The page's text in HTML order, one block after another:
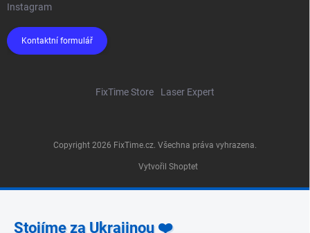
Instagram
Kontaktní formulář
FixTime Store Laser Expert
Vytvořil Shoptet
Copyright 2026 FixTime.cz . Všechna práva vyhrazena.
Stojíme za Ukrajinou ❤️